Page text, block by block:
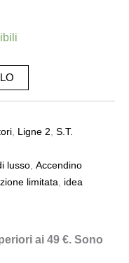
Ligne 2 S.T.
lusso Accendino
limitata
idea
ai 49 €. Sono